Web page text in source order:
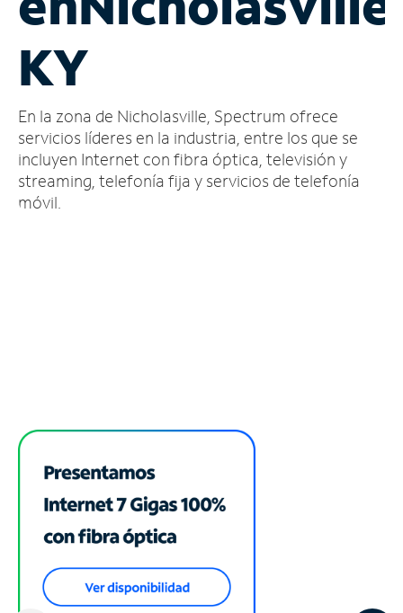
cuenta
Encuentra
tienda
KY
En la zona de Nicholasville, Spectrum ofrece
servicios líderes en la industria, entre los que se
incluyen Internet con fibra óptica, televisión y
streaming, telefonía fija y servicios de telefonía
móvil.